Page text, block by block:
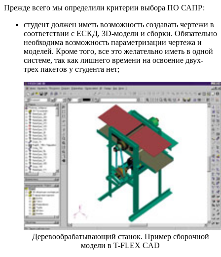
Прежде всего мы определили критерии выбора ПО САПР:
студент должен иметь возможность создавать чертежи в
соответствии с ЕСКД, 3D-модели и сборки. Обязательно
необходима возможность параметризации чертежа и
моделей. Кроме того, все это желательно иметь в одной
системе, так как лишнего времени на освоение двух-
трех пакетов у студента нет;
Деревообрабатывающий станок. Пример сборочной
модели в T-FLEX CAD